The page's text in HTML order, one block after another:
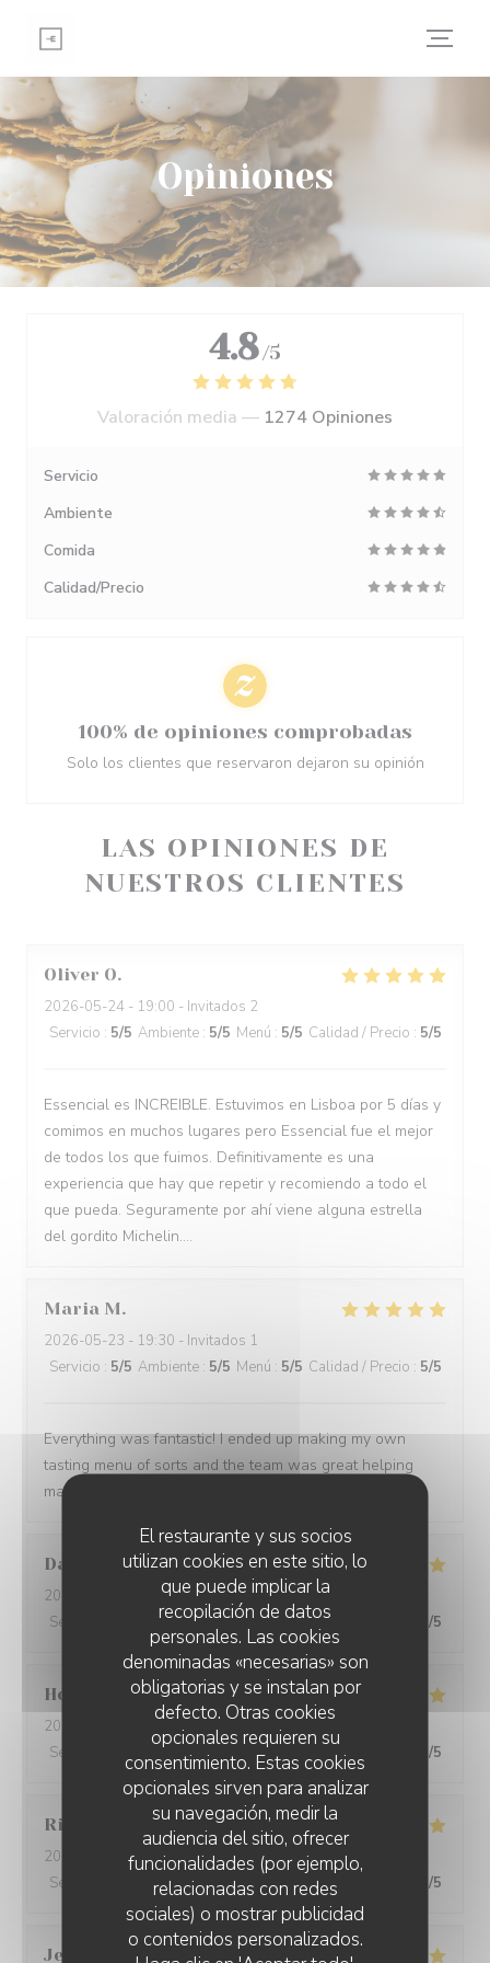
El restaurante y sus socios
utilizan cookies en este sitio, lo
que puede implicar la
recopilación de datos
personales. Las cookies
denominadas «necesarias» son
obligatorias y se instalan por
defecto. Otras cookies
opcionales requieren su
consentimiento. Estas cookies
opcionales sirven para analizar
su navegación, medir la
audiencia del sitio, ofrecer
funcionalidades (por ejemplo,
relacionadas con redes
sociales) o mostrar publicidad
o contenidos personalizados.
Opiniones
LAS OPINIONES DE
NUESTROS CLIENTES
Oliver O
2026-05-24 - 19:00 - Invitados 2
Servicio : 5/5 Ambiente : 5/5 Menú : 5/5 Calidad / Precio : 5/5
Essencial es INCREIBLE. Estuvimos en Lisboa por 5 días y
comimos en muchos lugares pero Essencial fue el mejor
de todos los que fuimos. Definitivamente es una
experiencia que hay que repetir y recomiendo a todo el
que pueda. Seguramente por ahí viene alguna estrella
del gordito Michelin....
Maria M
2026-05-23 - 19:30 - Invitados 1
Servicio : 5/5 Ambiente : 5/5 Menú : 5/5 Calidad / Precio : 5/5
Everything was fantastic! I ended up making my own
tasting menu of sorts and the team was great helping
making a wine paring for each course.
David
2026-05-28
- 19:15 - Invitados 7
Servicio
Ambiente: 5/5 Menú: 5/5 Calidad / Precio /5
Ho Fung T
2026-05-24
- 19:30 - Invitados 2
Servicio
Ambiente Menú : Calidad / Precio /5
Riccardo
2026-05-25
- 21:45 - Invitados 2
Servicio
Ambiente: 4/5 Menú:5 /5 Calidad / Precio /5
Jenny
4.8 /5
Valoración media — 1274 Opiniones
Servicio
Ambiente
Comida
Calidad/Precio
100% de opiniones comprobadas
Solo los clientes que reservaron dejaron su opinión